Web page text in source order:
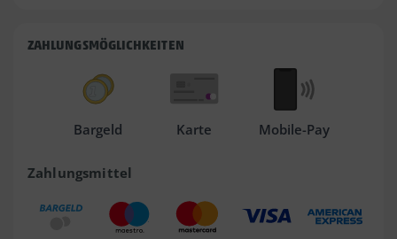
ZAHLUNGSMÖGLICHKEITEN
Bargeld Karte Mobile-Pay
Zahlungsmittel